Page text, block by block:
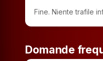
Fine. Niente trafile
Domande